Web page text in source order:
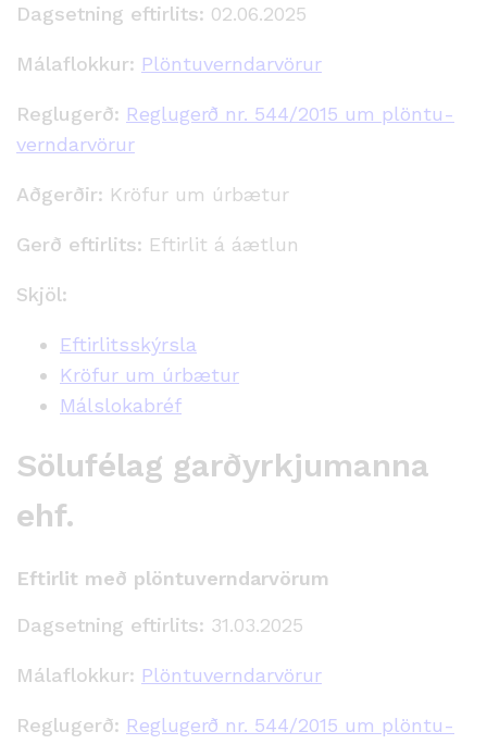
Dagsetning eftirlits: 02.06.2025
Málaflokkur: Plöntuverndarvörur
Reglugerð: Reglugerð nr. 544/2015 um plöntu­
verndar­vörur
Aðgerðir: Kröfur um úrbætur
Gerð eftirlits: Eftirlit á áætlun
Skjöl:
Eftirlitsskýrsla
Kröfur um úrbætur
Málslokabréf
Sölufélag garðyrkjumanna
ehf.
Eftirlit með plöntuverndarvörum
Dagsetning eftirlits: 31.03.2025
Málaflokkur: Plöntuverndarvörur
Reglugerð: Reglugerð nr. 544/2015 um plöntu­